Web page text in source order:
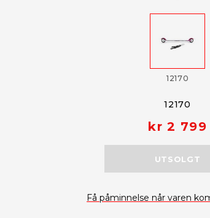
12170
12170
kr 2 799
UTSOLGT
Få påminnelse når varen